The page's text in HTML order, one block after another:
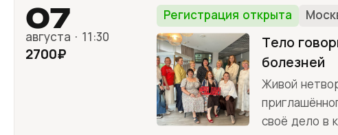
07
августа · 11:30
2700₽
Регистрация открыта
Тело
болезней
Живой
своё дело в